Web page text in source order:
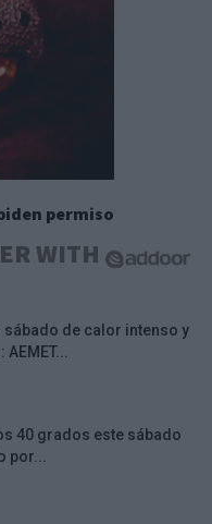
permiso
WITH
sábado de calor intenso y
40 grados este sábado
por...